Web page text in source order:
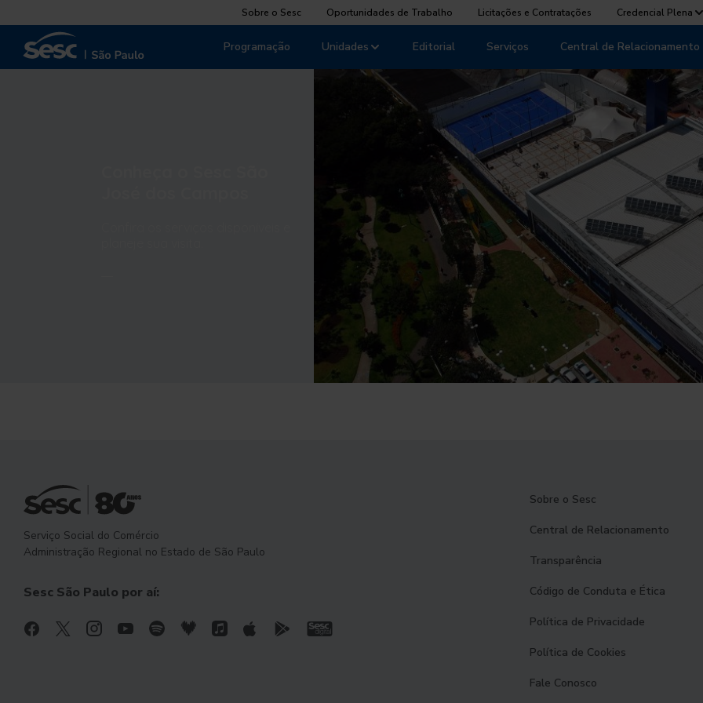
Sobre o Sesc Oportunidades de Trabalho Licitações e Contratações Credencial Plena
Unidades
Programação Editorial Serviços Central de Relacionamento
Serviço Social do Comércio
Administração Regional no Estado de São Paulo
Sesc São Paulo por aí:
Sobre o Sesc
Central de Relacionamento
Transparência
Código de Conduta e Ética
Política de Privacidade
Política de Cookies
Fale Conosco